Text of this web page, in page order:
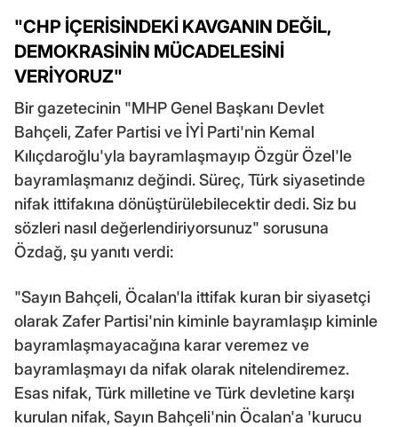
"CHP İÇERİSİNDEKİ KAVGANIN DEĞİL,
DEMOKRASİNİN MÜCADELESİNİ
VERİYORUZ"
Bir gazetecinin "MHP Genel Başkanı Devlet
Bahçeli, Zafer Partisi ve İYİ Parti'nin Kemal
Kılıçdaroğlu'yla bayramlaşmayıp Özgür Özel'le
bayramlaşmanız değindi. Süreç, Türk siyasetinde
nifak ittifakına dönüştürülebilecektir dedi. Siz bu
sözleri nasıl değerlendiriyorsunuz" sorusuna
Özdağ, şu yanıtı verdi:
"Sayın Bahçeli, Öcalan'la ittifak kuran bir siyasetçi
olarak Zafer Partisi'nin kiminle bayramlaşıp kiminle
bayramlaşmayacağına karar veremez ve
bayramlaşmayı da nifak olarak nitelendiremez.
Esas nifak, Türk milletine ve Türk devletine karşı
kurulan nifak, Sayın Bahçeli'nin Öcalan'a 'kurucu